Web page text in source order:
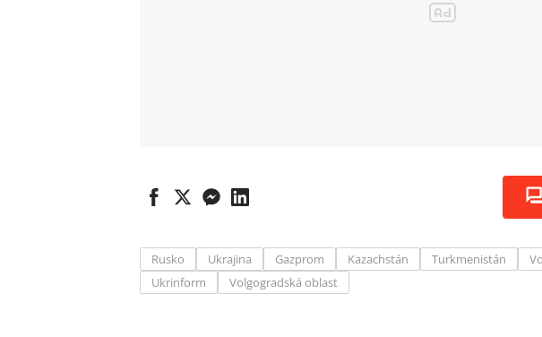
Rusko Ukrajina Gazprom Kazachstán Turkmenistán
Ukrinform
Volgogradská oblast